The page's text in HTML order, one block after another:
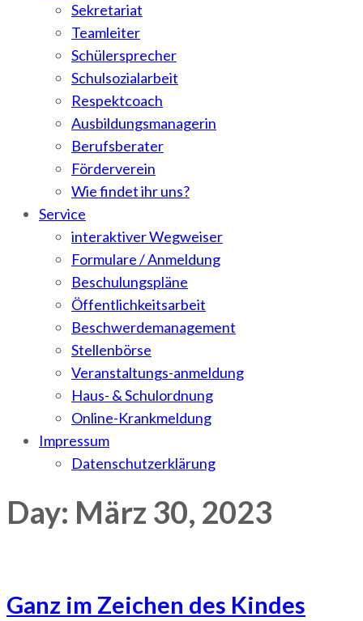
Sekretariat
Teamleiter
Schülersprecher
Schulsozialarbeit
Respektcoach
Ausbildungsmanagerin
Berufsberater
Förderverein
Wie findet ihr uns?
Service
interaktiver Wegweiser
Formulare / Anmeldung
Beschulungspläne
Öffentlichkeitsarbeit
Beschwerdemanagement
Stellenbörse
Veranstaltungs-anmeldung
Haus- & Schulordnung
Online-Krankmeldung
Impressum
Datenschutzerklärung
Day: März 30, 2023
Ganz im Zeichen des Kindes